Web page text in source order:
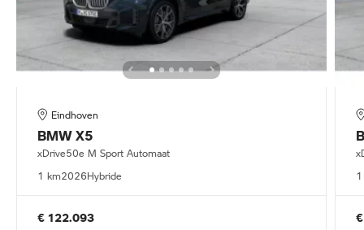
Eindhoven
BMWX5
xDrive50e M Sport Automaat
1 km2026Hybride
€ 122.093